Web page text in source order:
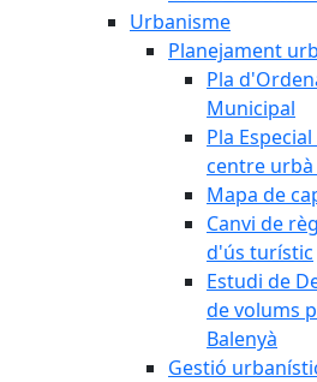
Urbanisme
Planejament
Pla
Municipal
Pla
centre urbà
Mapa de
Canvi de
d'ús turístic
Estudi de
de volums
Balenyà
Gestió